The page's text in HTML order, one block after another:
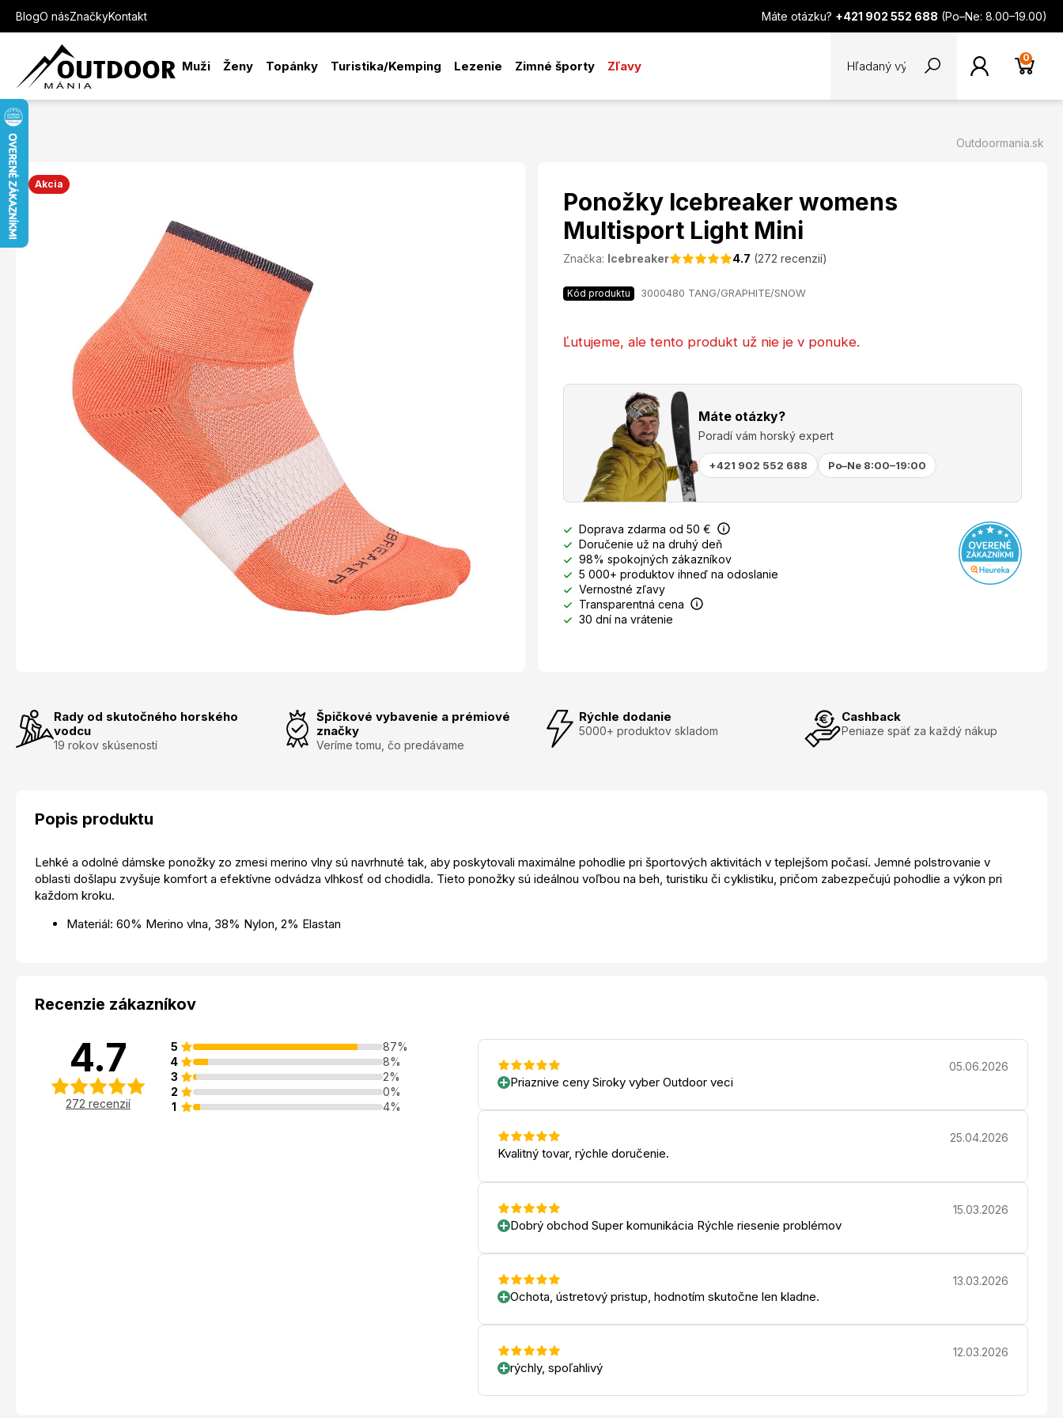
BlogO násZnačkyKontakt Máte otázku? +421 902 552 688 (Po–Ne: 8.00–19.00)
Muži Ženy Topánky Turistika/Kemping Lezenie Zimné športy Zľavy
0
Outdoormania.sk
Akcia
Ponožky Icebreaker womens
Multisport Light Mini
Značka: Icebreaker 4.7 (272 recenzií)
Kód produktu 3000480 TANG/GRAPHITE/SNOW
Ľutujeme, ale tento produkt už nie je v ponuke.
Máte otázky?
Poradí vám horský expert
+421 902 552 688 Po–Ne 8:00–19:00
Doprava zdarma od 50 €
Doručenie už na druhý deň
98% spokojných zákazníkov
5 000+ produktov ihneď na odoslanie
Vernostné zľavy
Transparentná cena
30 dní na vrátenie
Rady od skutočného horského
vodcu
19 rokov skúseností
Špičkové vybavenie a prémiové
značky
Veríme tomu, čo predávame
Rýchle dodanie
5000+ produktov skladom
Cashback
Peniaze späť za každý nákup
Popis produktu
Lehké a odolné dámske ponožky zo zmesi merino vlny sú navrhnuté tak, aby poskytovali maximálne pohodlie pri športových aktivitách v teplejšom počasí. Jemné polstrovanie v
oblasti došlapu zvyšuje komfort a efektívne odvádza vlhkosť od chodidla. Tieto ponožky sú ideálnou voľbou na beh, turistiku či cyklistiku, pričom zabezpečujú pohodlie a výkon pri
každom kroku.
Materiál: 60% Merino vlna, 38% Nylon, 2% Elastan
Recenzie zákazníkov
4.7
272 recenzií
5
87%
4
8%
3
2%
2
0%
1
4%
05.06.2026
Priaznive ceny Siroky vyber Outdoor veci
25.04.2026
Kvalitný tovar, rýchle doručenie.
15.03.2026
Dobrý obchod Super komunikácia Rýchle riesenie problémov
13.03.2026
Ochota, ústretový pristup, hodnotím skutočne len kladne.
12.03.2026
rýchly, spoľahlivý